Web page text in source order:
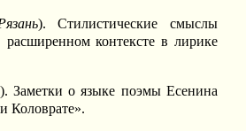
). Стилистические смыслы
расширенном контексте в лирике
). Заметки о языке поэмы Есенина
Коловрате».